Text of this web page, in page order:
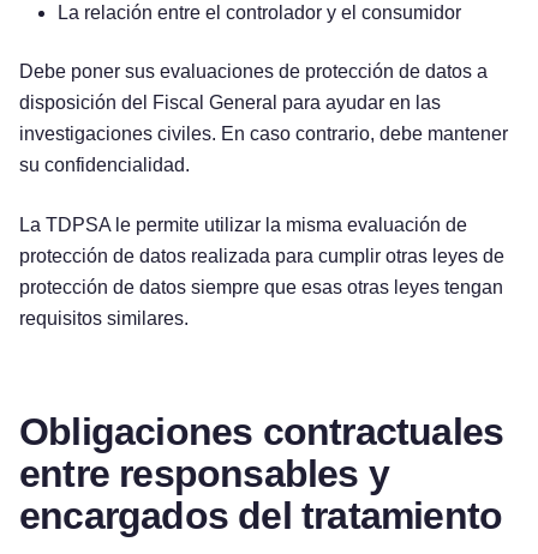
La relación entre el controlador y el consumidor
Debe poner sus evaluaciones de protección de datos a
disposición del Fiscal General para ayudar en las
investigaciones civiles. En caso contrario, debe mantener
su confidencialidad.
La TDPSA le permite utilizar la misma evaluación de
protección de datos realizada para cumplir otras leyes de
protección de datos siempre que esas otras leyes tengan
requisitos similares.
Obligaciones contractuales
entre responsables y
encargados del tratamiento